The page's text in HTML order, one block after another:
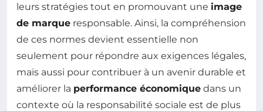
leurs stratégies tout en promouvant une image
de marque responsable. Ainsi, la compréhension
de ces normes devient essentielle non
seulement pour répondre aux exigences légales,
mais aussi pour contribuer à un avenir durable et
améliorer la performance économique dans un
contexte où la responsabilité sociale est de plus